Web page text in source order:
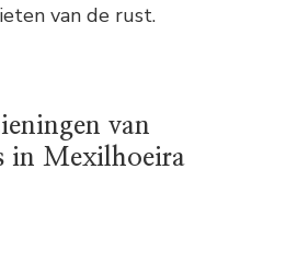
van de rust.
van
in Mexilhoeira